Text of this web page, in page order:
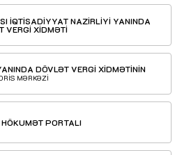
İQTİSADİYYAT NAZİRLİYİ YANINDA
VERGİ XİDMƏTİ
DÖVLƏT VERGİ XİDMƏTİNİN
MƏRKƏZİ
HÖKUMƏT PORTALI